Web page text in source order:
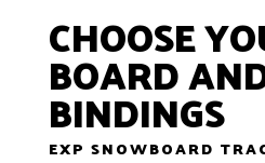
CHOOSE
BOARD
BINDINGS
EXP SNOWBOARD